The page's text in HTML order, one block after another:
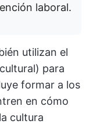
laboral.
utilizan el
para
formar a los
en cómo
cultura